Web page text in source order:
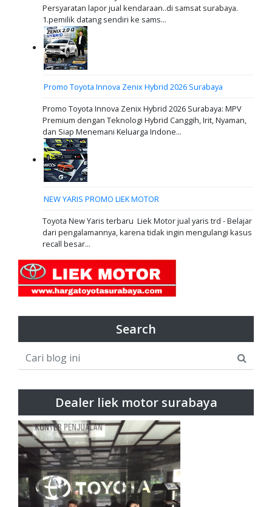
Persyaratan lapor jual kendaraan..di samsat surabaya.
1.pemilik datang sendiri ke sams...
Promo Toyota Innova Zenix Hybrid 2026 Surabaya
Promo Toyota Innova Zenix Hybrid 2026 Surabaya: MPV
Premium dengan Teknologi Hybrid Canggih, Irit, Nyaman,
dan Siap Menemani Keluarga Indone...
NEW YARIS PROMO LIEK MOTOR
Toyota New Yaris terbaru Liek Motor jual yaris trd - Belajar
dari pengalamannya, karena tidak ingin mengulangi kasus
recall besar...
Search
Dealer liek motor surabaya